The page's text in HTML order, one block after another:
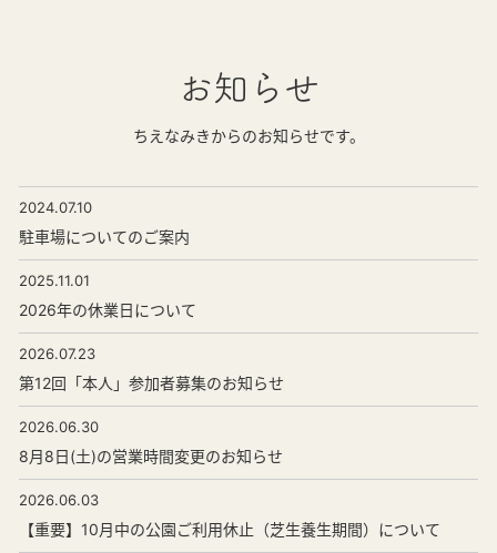
お知らせ
ちえなみきからのお知らせです。
2024.07.10
駐車場についてのご案内
2025.11.01
2026年の休業日について
2026.07.23
第12回「本人」参加者募集のお知らせ
2026.06.30
8月8日(土)の営業時間変更のお知らせ
2026.06.03
【重要】10月中の公園ご利用休止（芝生養生期間）について